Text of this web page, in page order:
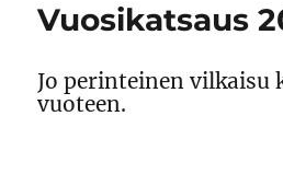
Vuosikatsaus
Jo perinteinen vilkaisu
vuoteen.